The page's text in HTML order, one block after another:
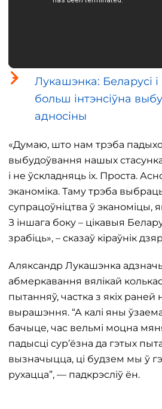
Лукашэнка: Беларусі і
больш інтэнсіўна
адносіны
«Думаю, што нам трэба
выбудоўвання нашых
і не ўскладняць іх. Проста.
эканоміка. Таму трэба
супрацоўніцтва ў эканоміцы,
З іншага боку – цікавыя
зрабіць», – сказаў кіраўнік
Аляксандр Лукашэнка
абмеркавання вялікай
пытанняў, частка з якіх
вырашэння. “А калі яны
бачыце, час вельмі моцна
падысці сур’ёзна да гэтых
вызначыцца, ці будзем мы ў
рухацца”, — падкрэсліў ён.